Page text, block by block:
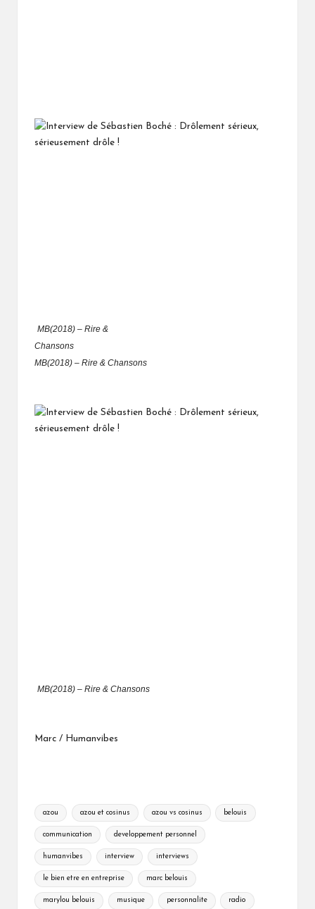
MB(2018) – Rire &
Chansons
MB(2018) – Rire & Chansons
MB(2018) – Rire & Chansons
Marc / Humanvibes
Tags:
azou azou et cosinus azou vs cosinus belouis
communication developpement personnel
humanvibes interview interviews
le bien etre en entreprise marc belouis
marylou belouis musique personnalite radio